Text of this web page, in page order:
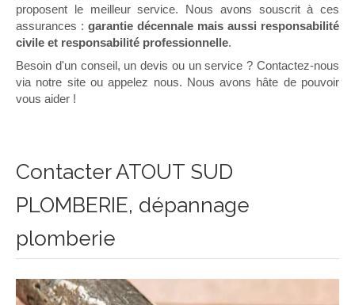
proposent le meilleur service. Nous avons souscrit à ces
assurances : garantie décennale mais aussi responsabilité
civile et responsabilité professionnelle.
Besoin d'un conseil, un devis ou un service ? Contactez-nous
via notre site ou appelez nous. Nous avons hâte de pouvoir
vous aider !
Contacter ATOUT SUD
PLOMBERIE, dépannage
plomberie